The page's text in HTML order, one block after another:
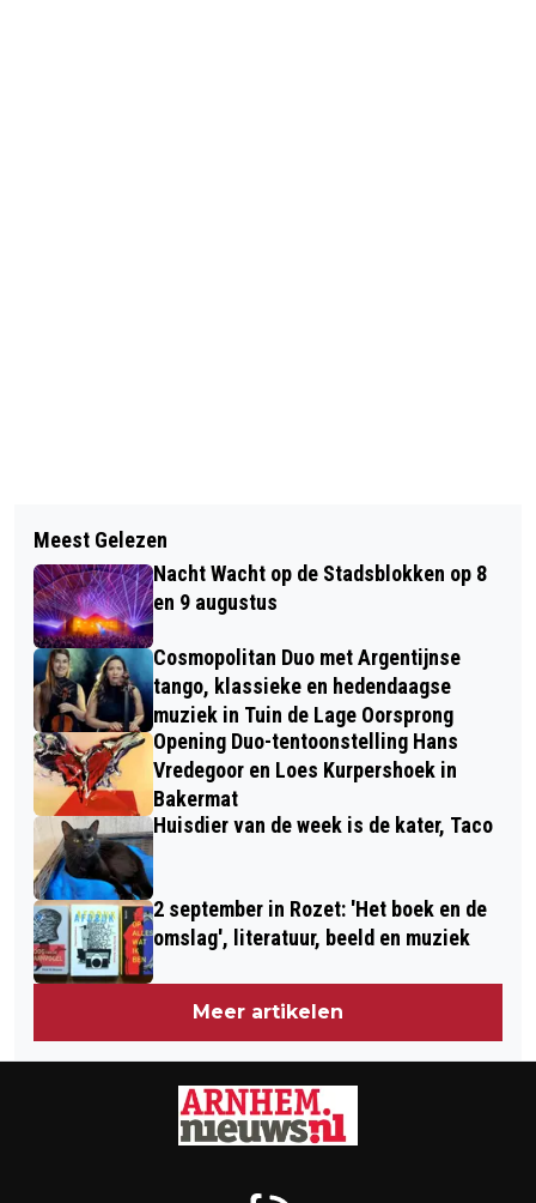
ARNHEMSE STADSPRIJS VOOR
VRIJWILLIGERS: MELD ZE NU AAN
TERUGROEPACTIE DEKAMARKT
DEKAVERS FRIES SUIKERBROOD
Meest Gelezen
Nacht Wacht op de Stadsblokken op 8
en 9 augustus
Cosmopolitan Duo met Argentijnse
tango, klassieke en hedendaagse
muziek in Tuin de Lage Oorsprong
Opening Duo-tentoonstelling Hans
Vredegoor en Loes Kurpershoek in
Bakermat
Huisdier van de week is de kater, Taco
2 september in Rozet: 'Het boek en de
omslag', literatuur, beeld en muziek
Meer artikelen